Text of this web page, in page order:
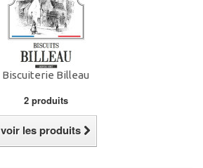
Biscuiterie Billeau
2 produits
voir les produits